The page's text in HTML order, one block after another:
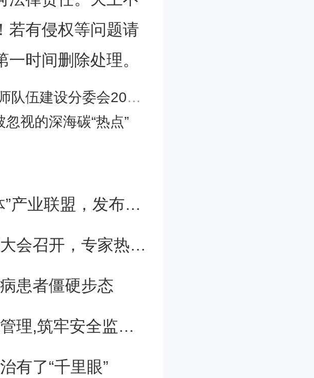
址；以匿名方式提
对异议者的相关信
以纸质件送达。
中的完成人和完
量进行公示。最
获奖奖等对应的
若有侵权等问题请
时间删除处理。
年度第一次工作会议在合肥召开
视的深海碳“热点”
湘江实验室成立“四算一体”产业联盟，发布创新成果
第四届中国血液学科发展大会召开，专家热议—— 开展协同创新，走通中国血液领域原创成果孵化之路
患者僵硬步态
河南鲁山：科技赋能应急管理,筑牢安全监管防线
有了“千里眼”